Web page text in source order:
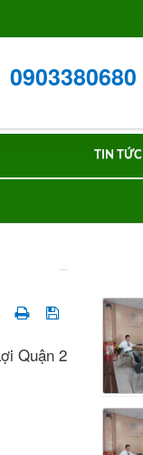
0903380680
TIN TỨC
Quận 2